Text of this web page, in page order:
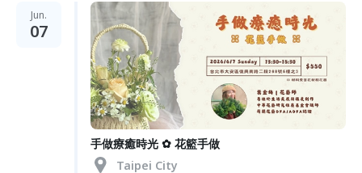
Jun.
07
手做療癒時光 ✿ 花籃手做
Taipei City